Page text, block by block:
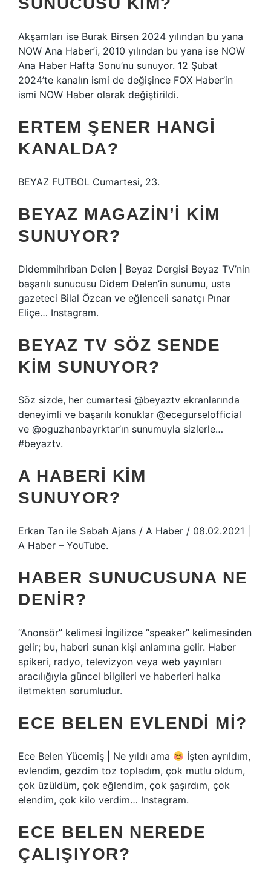
Akşamları ise Burak Birsen 2024 yılından bu yana
NOW Ana Haber’i, 2010 yılından bu yana ise NOW
Ana Haber Hafta Sonu’nu sunuyor. 12 Şubat
2024’te kanalın ismi de değişince FOX Haber’in
ismi NOW Haber olarak değiştirildi.
ERTEM ŞENER HANGI
KANALDA?
BEYAZ FUTBOL Cumartesi, 23.
BEYAZ MAGAZIN’I KIM
SUNUYOR?
Didemmihriban Delen | Beyaz Dergisi Beyaz TV’nin
başarılı sunucusu Didem Delen’in sunumu, usta
gazeteci Bilal Özcan ve eğlenceli sanatçı Pınar
Eliçe… Instagram.
BEYAZ TV SÖZ SENDE
KIM SUNUYOR?
Söz sizde, her cumartesi @beyaztv ekranlarında
deneyimli ve başarılı konuklar @ecegurselofficial
ve @oguzhanbayrktar’ın sunumuyla sizlerle…
#beyaztv.
A HABERI KIM
SUNUYOR?
Erkan Tan ile Sabah Ajans / A Haber / 08.02.2021 |
A Haber – YouTube.
HABER SUNUCUSUNA NE
DENIR?
“Anonsör” kelimesi İngilizce “speaker” kelimesinden
gelir; bu, haberi sunan kişi anlamına gelir. Haber
spikeri, radyo, televizyon veya web yayınları
aracılığıyla güncel bilgileri ve haberleri halka
iletmekten sorumludur.
ECE BELEN EVLENDI MI?
Ece Belen Yücemiş | Ne yıldı ama
İşten ayrıldım,
evlendim, gezdim toz topladım, çok mutlu oldum,
çok üzüldüm, çok eğlendim, çok şaşırdım, çok
elendim, çok kilo verdim… Instagram.
ECE BELEN NEREDE
ÇALIŞIYOR?